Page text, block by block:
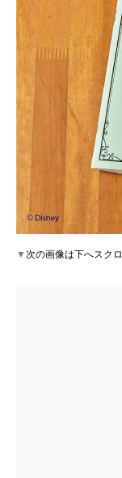
▼次の画像は下へスク